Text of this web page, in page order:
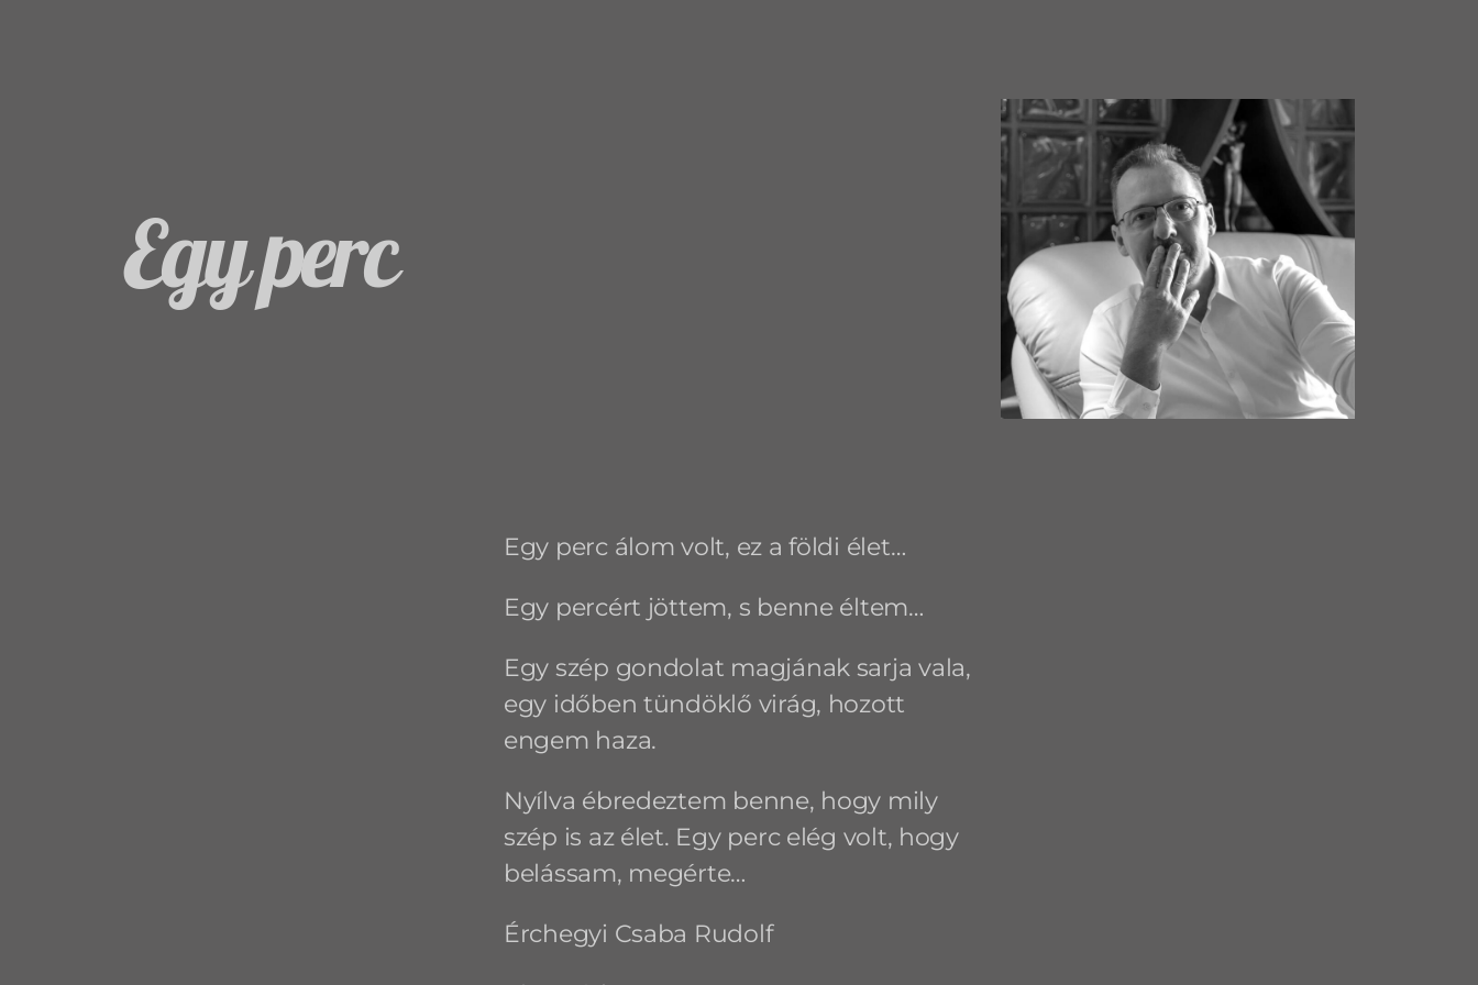
Egy perc
Egy perc álom volt, ez a földi élet…
Egy percért jöttem, s benne éltem…
Egy szép gondolat magjának sarja vala,
egy időben tündöklő virág, hozott
engem haza.
Nyílva ébredeztem benne, hogy mily
szép is az élet. Egy perc elég volt, hogy
belássam, megérte…
Érchegyi Csaba Rudolf